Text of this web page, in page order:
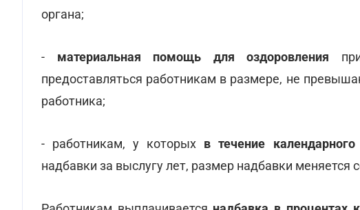
органа;
- материальная помощь для оздоровления
предоставляться работникам в размере, не
работника;
- работникам, у которых в течение
надбавки за выслугу лет, размер надбавки